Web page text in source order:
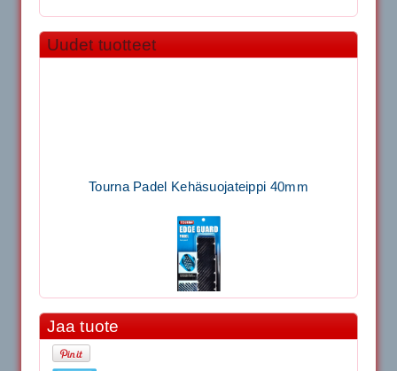
Uudet tuotteet
Tourna Padel Kehäsuojateippi 40mm
Jaa tuote